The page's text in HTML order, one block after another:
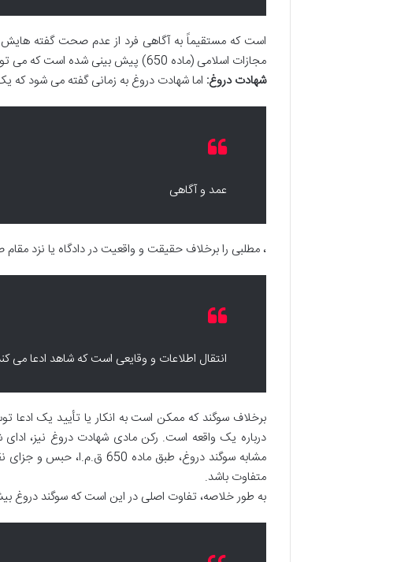
است که مستقیماً به آگاهی فرد از عدم صحت گفته هایش
مجازات اسلامی (ماده 650) پیش بینی شده است که می تواند شامل حبس و جزای نقدی باشد.
شهادت دروغ: اما شهادت دروغ به زمانی گفته می شود
عمد و آگاهی
، مطلبی را برخلاف حقیقت و واقعیت در دادگاه یا نزد
انتقال اطلاعات و وقایعی است که شاهد ادعا می
برخلاف سوگند که ممکن است به انکار یا تأیید یک ادعا
درباره یک واقعه است. رکن مادی شهادت دروغ نیز،
مشابه سوگند دروغ، طبق ماده
متفاوت باشد.
به طور خلاصه، تفاوت اصلی در این است که سوگند دروغ